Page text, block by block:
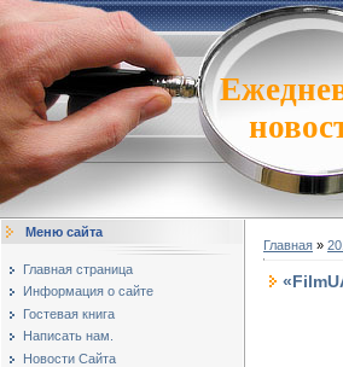
Меню сайта
Главная страница
Информация о сайте
Гостевая книга
Написать нам.
Новости Сайта
Главная »